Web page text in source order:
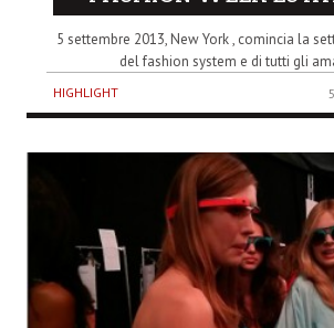
5 settembre 2013, New York , comincia la
del fashion system e di tutti gli
HIGHLIGHT